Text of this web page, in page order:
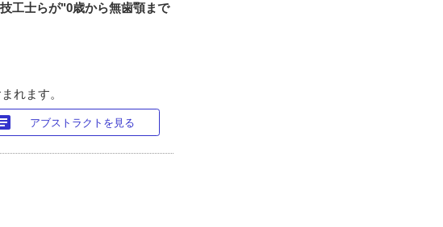
工士らが"0歳から無歯顎まで
れます。
アブストラクトを見る